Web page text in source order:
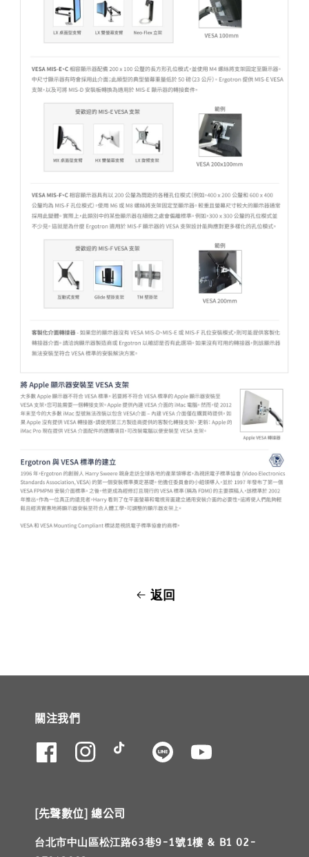
返回
關注我們
[先聲數位] 總公司
台北市中山區松江路63巷9-1號1樓 & B1 02-